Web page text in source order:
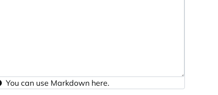
You can use Markdown here.